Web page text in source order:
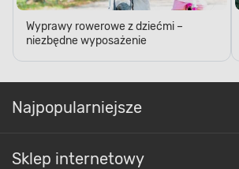
Wyprawy rowerowe z dziećmi –
niezbędne wyposażenie
Najpopularniejsze
Sklep internetowy